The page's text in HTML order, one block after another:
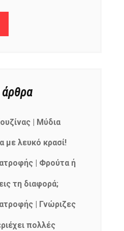
| Μύδια
με λευκό κρασί!
| Φρούτα ή
τη διαφορά;
| Γνώριζες
πολλές